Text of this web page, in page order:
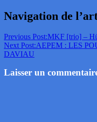
Navigation de
Previous Post:MKF [trio] –
Next Post:AEPEM : LES
DAVIAU
Laisser un